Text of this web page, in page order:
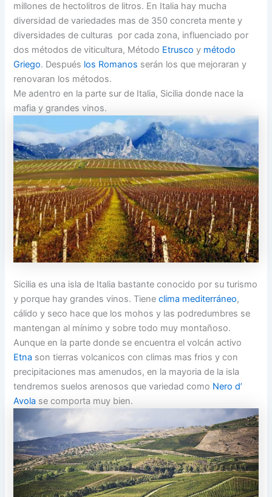
millones de hectolitros de litros. En Italia hay mucha
diversidad de variedades mas de 350 concreta mente y
diversidades de culturas por cada zona, influenciado por
dos métodos de viticultura, Método Etrusco y método
Griego. Después los Romanos serán los que mejoraran y
renovaran los métodos.
Me adentro en la parte sur de Italia, Sicilia donde nace la
mafia y grandes vinos.
Sicilia es una isla de Italia bastante conocido por su turismo
y porque hay grandes vinos. Tieneclima mediterráneo,
cálido y seco hace que los mohos y las podredumbres se
mantengan al mínimo y sobre todo muy montañoso.
Aunque en la parte donde se encuentra el volcán activo
Etna son tierras volcanicos con climas mas frios y con
precipitaciones mas amenudos, en la mayoria de la isla
tendremos suelos arenosos que variedad como Nero d’
Avola se comporta muy bien.